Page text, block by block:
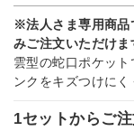
※法人さま専用商品
みご注文いただけま
雲型の蛇口ポケッ
ンクをキズつけにく
1セットからご